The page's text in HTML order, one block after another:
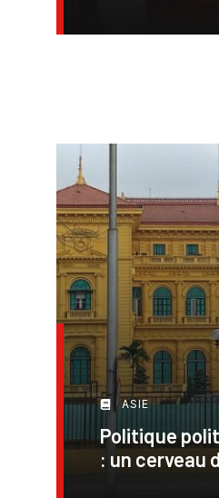
ASIE
Politique
: un cerveau